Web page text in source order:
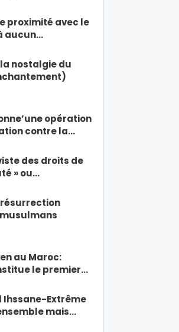
proximité avec le
aucun…
nostalgie du
opération
contre la…
des droits de
» ou…
résurrection
au Maroc:
le premier…
Ihssane-Extrême
mais…